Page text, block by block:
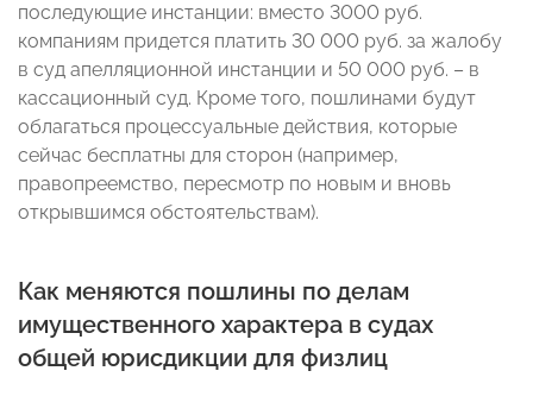
последующие инстанции: вместо 3000 руб.
компаниям придется платить 30 000 руб. за жалобу
в суд апелляционной инстанции и 50 000 руб. – в
кассационный суд. Кроме того, пошлинами будут
облагаться процессуальные действия, которые
сейчас бесплатны для сторон (например,
правопреемство, пересмотр по новым и вновь
открывшимся обстоятельствам).
Как меняются пошлины по делам
имущественного характера в судах
общей юрисдикции для физлиц